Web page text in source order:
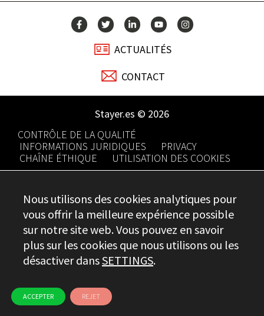
ACTUALITÉS
CONTACT
Stayer.es © 2026
CONTRÔLE DE LA QUALITÉ
INFORMATIONS JURIDIQUES
PRIVACY
CHAÎNE ÉTHIQUE
UTILISATION DES COOKIES
Nous utilisons des cookies analytiques pour
vous offrir la meilleure expérience possible
sur notre site web. Vous pouvez en savoir
plus sur les cookies que nous utilisons ou les
désactiver dansSETTINGS.
ACCEPTER REJET